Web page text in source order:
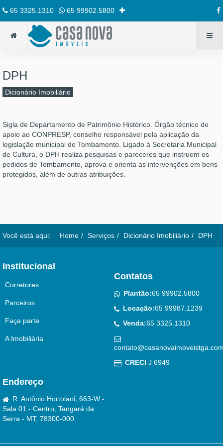
65 3325.1310 65 99902.5800
DPH
Dicionário Imobiliário
Sigla de Departamento de Patrimônio Histórico. Órgão técnico de
apoio ao CONPRESP, conselho responsável pela aplicação da
legislação municipal de Tombamento. Ligado à Secretaria Municipal
de Cultura, o DPH realiza pesquisas e pareceres que instruem os
pedidos de Tombamento, aprova e orienta as intervenções em bens
protegidos, além de outras atribuições.
Você está aqui: Home Serviços Dicionário Imobiliário DPH
Institucional
Corretores
Parceiros
Faça parte
A Imobiliária
Contatos
Plantão:65 99902.5800
Locação:65 99987.1239
Venda:65 3325.1310
CRECI J 6949
Endereço
R. Antônio Hortolani, 663-W -
Sala 01 - Centro, Tangará da
Serra - MT, 78300-000